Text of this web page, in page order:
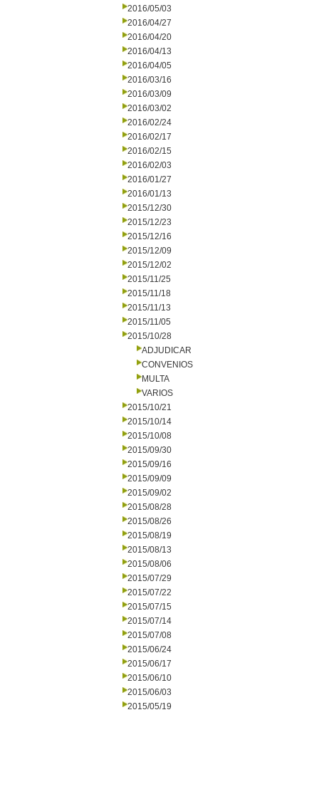
2016/05/03
2016/04/27
2016/04/20
2016/04/13
2016/04/05
2016/03/16
2016/03/09
2016/03/02
2016/02/24
2016/02/17
2016/02/15
2016/02/03
2016/01/27
2016/01/13
2015/12/30
2015/12/23
2015/12/16
2015/12/09
2015/12/02
2015/11/25
2015/11/18
2015/11/13
2015/11/05
2015/10/28
ADJUDICAR
CONVENIOS
MULTA
VARIOS
2015/10/21
2015/10/14
2015/10/08
2015/09/30
2015/09/16
2015/09/09
2015/09/02
2015/08/28
2015/08/26
2015/08/19
2015/08/13
2015/08/06
2015/07/29
2015/07/22
2015/07/15
2015/07/14
2015/07/08
2015/06/24
2015/06/17
2015/06/10
2015/06/03
2015/05/19